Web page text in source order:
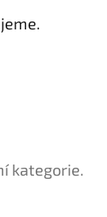
kategorie.